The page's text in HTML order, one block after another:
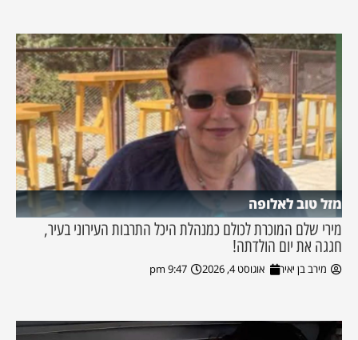
מזל טוב לאלופה
מירי שלם המוכרת לכולם כמנהלת היכל התרבות העירוני בעיר,
חגגה את יום הולדתה!
מירב בן יאיר אוגוסט 4, 2026 9:47 pm